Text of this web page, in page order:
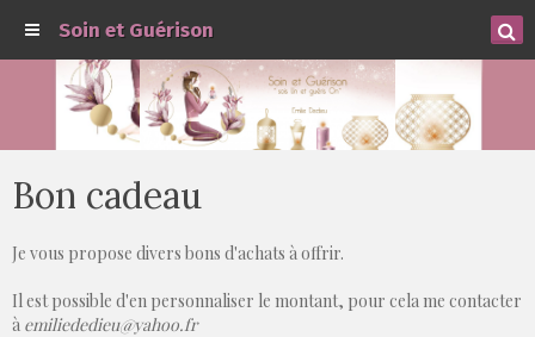
Soin et Guérison
Bon cadeau
Je vous propose divers bons d'achats à offrir.
Il est possible d'en personnaliser le montant, pour cela me contacter
à emiliededieu@yahoo.fr